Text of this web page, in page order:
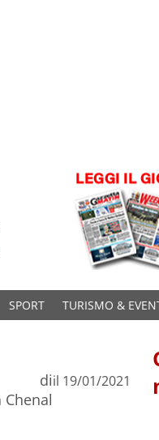
SPORT TURISMO &
di
Chenal
il 19/01/2021